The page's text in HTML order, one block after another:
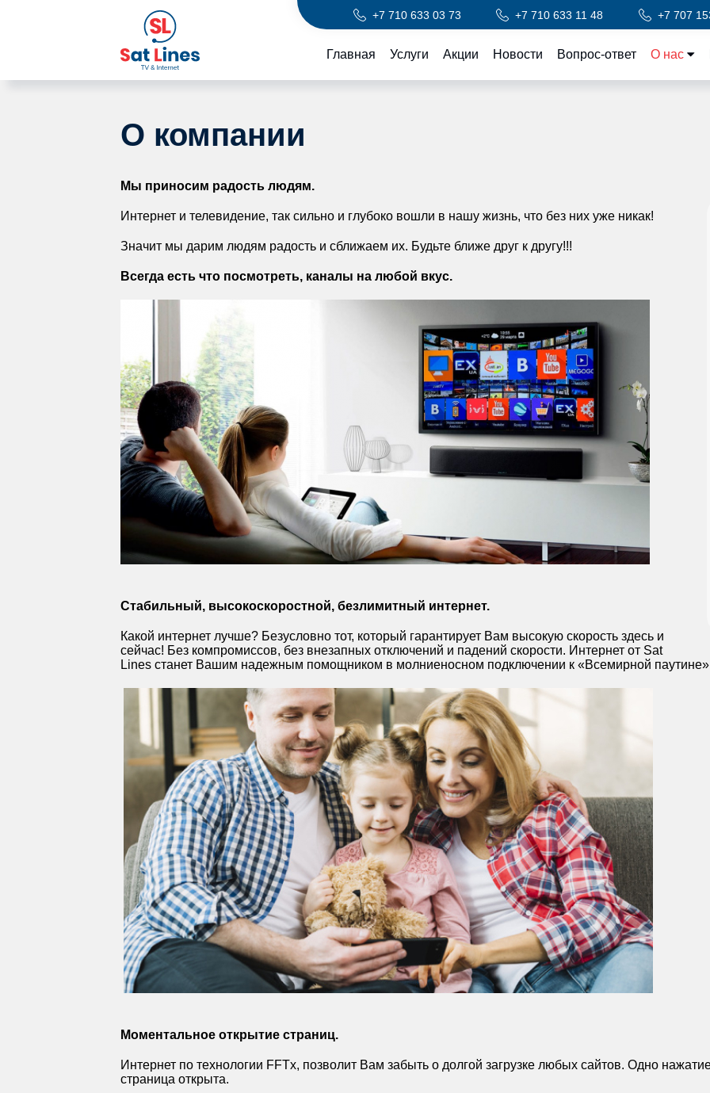
+7 710 633 03 73 +7 710 633 11 48 +7 707
Главная Услуги Акции Новости Вопрос-ответ О нас
О компании
Мы приносим радость людям.
Интернет и телевидение, так сильно и глубоко вошли в нашу жизнь, что без них уже никак!
Значит мы дарим людям радость и сближаем их. Будьте ближе друг к другу!!!
Всегда есть что посмотреть, каналы на любой вкус.
Стабильный, высокоскоростной, безлимитный интернет.
Какой интернет лучше? Безусловно тот, который гарантирует Вам высокую скорость здесь и
сейчас! Без компромиссов, без внезапных отключений и падений скорости. Интернет от Sat
Lines станет Вашим надежным помощником в молниеносном подключении к «Всемирной
Моментальное открытие страниц.
Интернет по технологии FFTx, позволит Вам забыть о долгой загрузке любых сайтов. Одно
страница открыта.